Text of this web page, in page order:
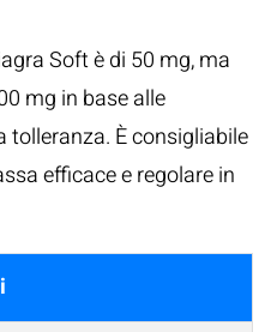
Soft è di 50 mg, ma
mg in base alle
tolleranza. È consigliabile
efficace e regolare in